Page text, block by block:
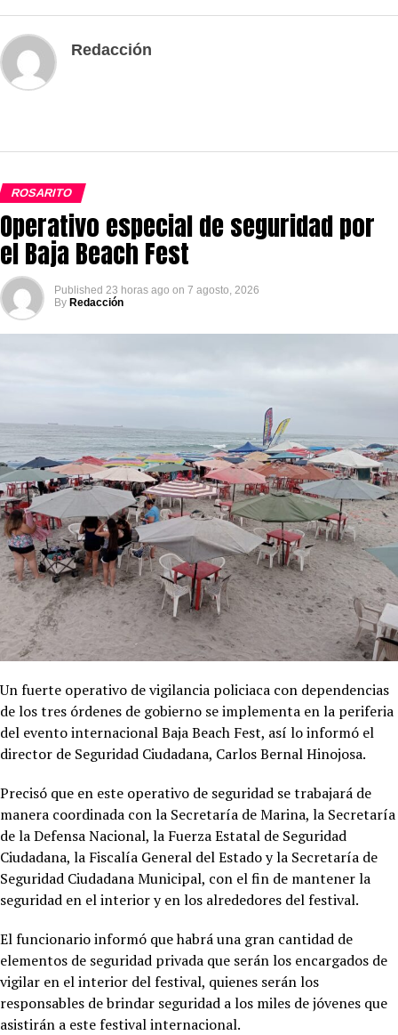
Redacción
ROSARITO
Operativo especial de seguridad por
el Baja Beach Fest
Published 23 horas ago on 7 agosto, 2026
By Redacción
Un fuerte operativo de vigilancia policiaca con dependencias
de los tres órdenes de gobierno se implementa en la periferia
del evento internacional Baja Beach Fest, así lo informó el
director de Seguridad Ciudadana, Carlos Bernal Hinojosa.
Precisó que en este operativo de seguridad se trabajará de
manera coordinada con la Secretaría de Marina, la Secretaría
de la Defensa Nacional, la Fuerza Estatal de Seguridad
Ciudadana, la Fiscalía General del Estado y la Secretaría de
Seguridad Ciudadana Municipal, con el fin de mantener la
seguridad en el interior y en los alrededores del festival.
El funcionario informó que habrá una gran cantidad de
elementos de seguridad privada que serán los encargados de
vigilar en el interior del festival, quienes serán los
responsables de brindar seguridad a los miles de jóvenes que
asistirán a este festival internacional.